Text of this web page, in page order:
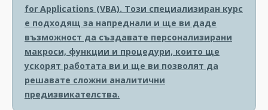
for Applications (VBA). Този специализиран курс
е подходящ за напреднали и ще ви даде
възможност да създавате персонализирани
макроси, функции и процедури, които ще
ускорят работата ви и ще ви позволят да
решавате сложни аналитични
предизвикателства.